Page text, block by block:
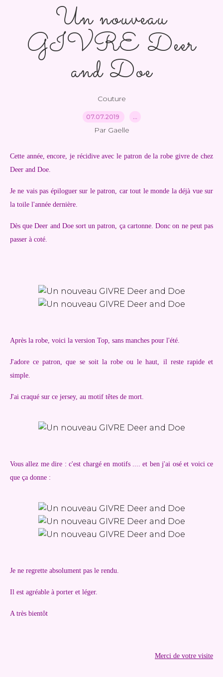
Un nouveau
GIVRE Deer
and Doe
Couture
07.07.2019 …
Par Gaelle
Cette année, encore, je récidive avec le patron de la robe givre de chez
Deer and Doe.
Je ne vais pas épiloguer sur le patron, car tout le monde la déjà vue sur
la toile l'année dernière.
Dès que Deer and Doe sort un patron, ça cartonne. Donc on ne peut pas
passer à coté.
Après la robe, voici la version Top, sans manches pour l'été.
J'adore ce patron, que se soit la robe ou le haut, il reste rapide et
simple.
J'ai craqué sur ce jersey, au motif têtes de mort.
Vous allez me dire : c'est chargé en motifs .... et ben j'ai osé et voici ce
que ça donne :
Je ne regrette absolument pas le rendu.
Il est agréable à porter et léger.
A très bientôt
Merci de votre visite